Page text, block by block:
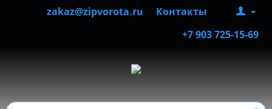
Контакты
zakaz@zipvorota.ru
+7 903 725-15-69